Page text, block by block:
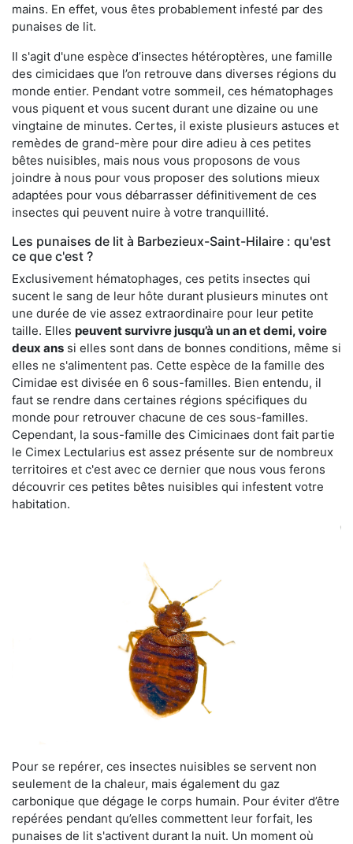
mains. En effet, vous êtes probablement infesté par des
punaises de lit.
Il s'agit d'une espèce d’insectes hétéroptères, une famille
des cimicidaes que l’on retrouve dans diverses régions du
monde entier. Pendant votre sommeil, ces hématophages
vous piquent et vous sucent durant une dizaine ou une
vingtaine de minutes. Certes, il existe plusieurs astuces et
remèdes de grand-mère pour dire adieu à ces petites
bêtes nuisibles, mais nous vous proposons de vous
joindre à nous pour vous proposer des solutions mieux
adaptées pour vous débarrasser définitivement de ces
insectes qui peuvent nuire à votre tranquillité.
Les punaises de lit à Barbezieux-Saint-Hilaire : qu'est
ce que c'est ?
Exclusivement hématophages, ces petits insectes qui
sucent le sang de leur hôte durant plusieurs minutes ont
une durée de vie assez extraordinaire pour leur petite
taille. Elles peuvent survivre jusqu’à un an et demi, voire
deux ans si elles sont dans de bonnes conditions, même si
elles ne s'alimentent pas. Cette espèce de la famille des
Cimidae est divisée en 6 sous-familles. Bien entendu, il
faut se rendre dans certaines régions spécifiques du
monde pour retrouver chacune de ces sous-familles.
Cependant, la sous-famille des Cimicinaes dont fait partie
le Cimex Lectularius est assez présente sur de nombreux
territoires et c'est avec ce dernier que nous vous ferons
découvrir ces petites bêtes nuisibles qui infestent votre
habitation.
Pour se repérer, ces insectes nuisibles se servent non
seulement de la chaleur, mais également du gaz
carbonique que dégage le corps humain. Pour éviter d’être
repérées pendant qu’elles commettent leur forfait, les
punaises de lit s'activent durant la nuit. Un moment où